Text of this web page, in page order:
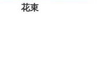
花束